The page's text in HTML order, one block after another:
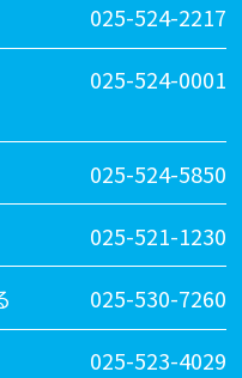
025-524-2217
025-524-0001
025-524-5850
025-521-1230
025-530-7260
025-523-4029